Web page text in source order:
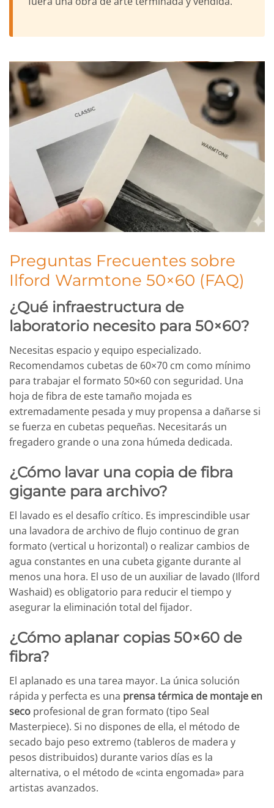
Preguntas Frecuentes sobre
Ilford Warmtone 50×60 (FAQ)
¿Qué infraestructura de
laboratorio necesito para 50×60?
Necesitas espacio y equipo especializado.
Recomendamos cubetas de 60×70 cm como mínimo
para trabajar el formato 50×60 con seguridad. Una
hoja de fibra de este tamaño mojada es
extremadamente pesada y muy propensa a dañarse si
se fuerza en cubetas pequeñas. Necesitarás un
fregadero grande o una zona húmeda dedicada.
¿Cómo lavar una copia de fibra
gigante para archivo?
El lavado es el desafío crítico. Es imprescindible usar
una lavadora de archivo de flujo continuo de gran
formato (vertical u horizontal) o realizar cambios de
agua constantes en una cubeta gigante durante al
menos una hora. El uso de un auxiliar de lavado (Ilford
Washaid) es obligatorio para reducir el tiempo y
asegurar la eliminación total del fijador.
¿Cómo aplanar copias 50×60 de
fibra?
El aplanado es una tarea mayor. La única solución
rápida y perfecta es una prensa térmica de montaje en
seco profesional de gran formato (tipo Seal
Masterpiece). Si no dispones de ella, el método de
secado bajo peso extremo (tableros de madera y
pesos distribuidos) durante varios días es la
alternativa, o el método de «cinta engomada» para
artistas avanzados.